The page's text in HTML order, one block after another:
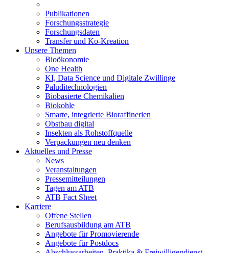
Publikationen
Forschungsstrategie
Forschungsdaten
Transfer und Ko-Kreation
Unsere Themen
Bioökonomie
One Health
KI, Data Science und Digitale Zwillinge
Paluditechnologien
Biobasierte Chemikalien
Biokohle
Smarte, integrierte Bioraffinerien
Obstbau digital
Insekten als Rohstoffquelle
Verpackungen neu denken
Aktuelles und Presse
News
Veranstaltungen
Pressemitteilungen
Tagen am ATB
ATB Fact Sheet
Karriere
Offene Stellen
Berufsausbildung am ATB
Angebote für Promovierende
Angebote für Postdocs